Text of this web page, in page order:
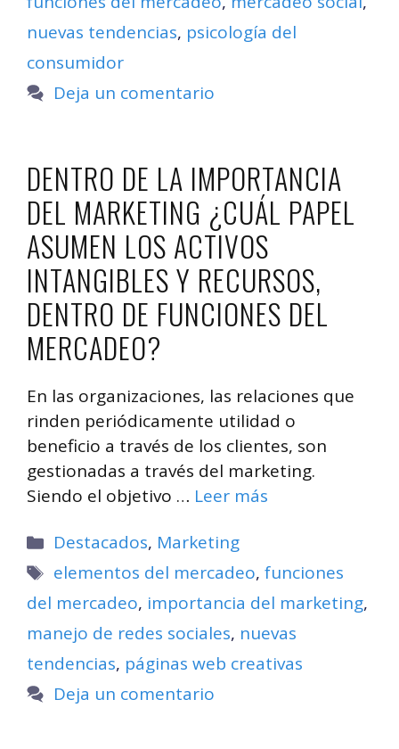
nuevas tendencias, psicología del
consumidor
Deja un comentario
DENTRO DE LA IMPORTANCIA
DEL MARKETING ¿CUÁL PAPEL
ASUMEN LOS ACTIVOS
INTANGIBLES Y RECURSOS,
DENTRO DE FUNCIONES DEL
MERCADEO?
En las organizaciones, las relaciones que
rinden periódicamente utilidad o
beneficio a través de los clientes, son
gestionadas a través del marketing.
Siendo el objetivo … Leer más
Categorías
Destacados, Marketing
Etiquetas
elementos del mercadeo,funciones
del mercadeo, importancia del marketing,
manejo de redes sociales, nuevas
tendencias, páginas web creativas
Deja un comentario